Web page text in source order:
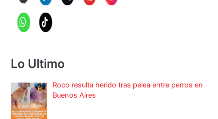
Lo Ultimo
Roco resulta herido tras pelea entre perros en
Buenos Aires